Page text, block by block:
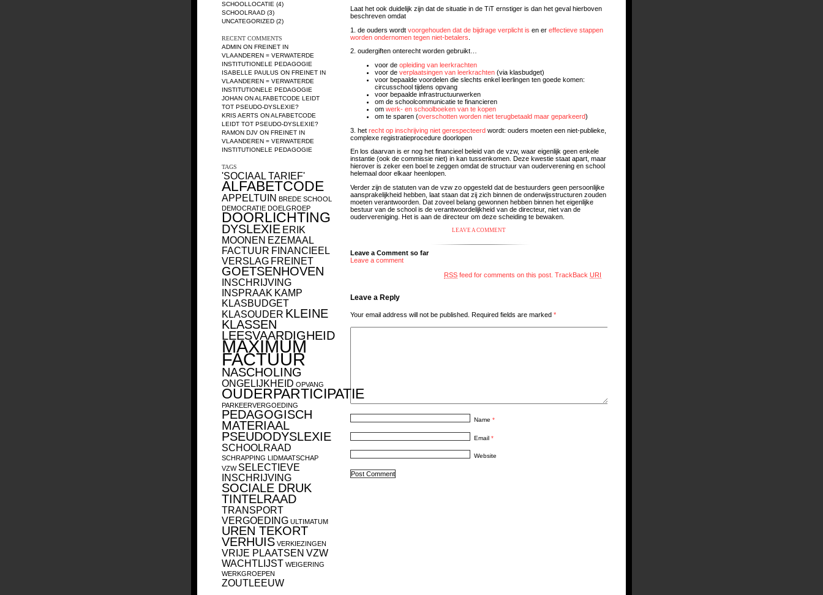
SCHOOLLOCATIE (4)
SCHOOLRAAD (3)
UNCATEGORIZED (2)
RECENT COMMENTS
ADMIN ON FREINET IN
VLAANDEREN = VERWATERDE
INSTITUTIONELE PEDAGOGIE
ISABELLE PAULUS ON FREINET IN
VLAANDEREN = VERWATERDE
INSTITUTIONELE PEDAGOGIE
JOHAN ONALFABETCODE LEIDT
TOT PSEUDO-DYSLEXIE?
KRIS AERTS ONALFABETCODE
LEIDT TOT PSEUDO-DYSLEXIE?
RAMON DJV ON FREINET IN
VLAANDEREN = VERWATERDE
INSTITUTIONELE PEDAGOGIE
TAGS
'SOCIAAL TARIEF'
ALFABETCODE
APPELTUIN BREDE SCHOOL
DEMOCRATIE DOELGROEP
DOORLICHTING
DYSLEXIE ERIK
MOONEN EZEMAAL
FACTUUR FINANCIEEL
VERSLAG FREINET
GOETSENHOVEN
INSCHRIJVING
INSPRAAK KAMP
KLASBUDGET
KLASOUDER KLEINE
KLASSEN
LEESVAARDIGHEID
MAXIMUM
FACTUUR
NASCHOLING
ONGELIJKHEID OPVANG
OUDERPARTICIPATIE
PARKEERVERGOEDING
PEDAGOGISCH
MATERIAAL
PSEUDODYSLEXIE
SCHOOLRAAD
SCHRAPPING LIDMAATSCHAP
VZW SELECTIEVE
INSCHRIJVING
SOCIALE DRUK
TINTELRAAD
TRANSPORT
VERGOEDING ULTIMATUM
UREN TEKORT
VERHUIS VERKIEZINGEN
VRIJE PLAATSEN VZW
WACHTLIJST WEIGERING
WERKGROEPEN
ZOUTLEEUW
Laat het ook duidelijk zijn dat de situatie in de TiT ernstiger is dan het geval hierboven
beschreven omdat
1. de ouders wordt voorgehouden dat de bijdrage verplicht is en er effectieve stappen
worden ondernomen tegen niet-betalers
2. oudergiften onterecht worden gebruikt…
voor de opleiding van leerkrachten
voor de verplaatsingen van leerkrachten (via klasbudget)
voor bepaalde voordelen die slechts enkel leerlingen ten goede komen:
circusschool tijdens opvang
voor bepaalde infrastructuurwerken
om de schoolcommunicatie te financieren
om werk- en schoolboeken van te kopen
om te sparen (overschotten worden niet terugbetaald maar geparkeerd)
3. het recht op inschrijving niet gerespecteerd wordt: ouders moeten een niet-publieke,
complexe registratieprocedure doorlopen
En los daarvan is er nog het financieel beleid van de vzw, waar eigenlijk geen enkele
instantie (ook de commissie niet) in kan tussenkomen. Deze kwestie staat apart, maar
hierover is zeker een boel te zeggen omdat de structuur van ouderverening en school
helemaal door elkaar heenlopen.
Verder zijn de statuten van de vzw zo opgesteld dat de bestuurders geen persoonlijke
aansprakelijkheid hebben, laat staan dat zij zich binnen de onderwijsstructuren zouden
moeten verantwoorden. Dat zoveel belang gewonnen hebben binnen het eigenlijke
bestuur van de school is de verantwoordelijkheid van de directeur, niet van de
oudervereniging. Het is aan de directeur om deze scheiding te bewaken.
LEAVE A COMMENT
Leave a Comment so far
Leave a comment
RSS feed for comments on this post. TrackBack URI
Leave a Reply
Your email address will not be published. Required fields are marked *
Name *
Email *
Website